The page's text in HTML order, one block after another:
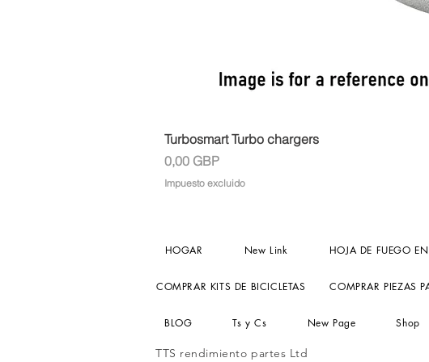
Turbosmart Turbo chargers
Precio
0,00 GBP
Impuesto excluido
HOGAR New Link HOJA DE FUEGO
COMPRAR KITS DE BICICLETAS COMPRAR PIEZAS
BLOG Ts y Cs New Page Shop
TTS rendimiento partes Ltd